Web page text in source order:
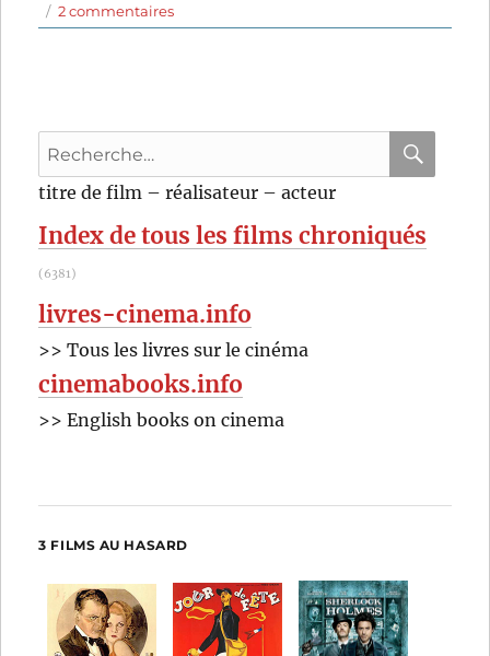
2 commentairessur
L’Énigme
Fleischer
Recherche
pour
titre de film – réalisateur – acteur
Index de tous les films chroniqués
(6381)
livres-cinema.info
>> Tous les livres sur le cinéma
cinemabooks.info
>> English books on cinema
3 FILMS AU HASARD